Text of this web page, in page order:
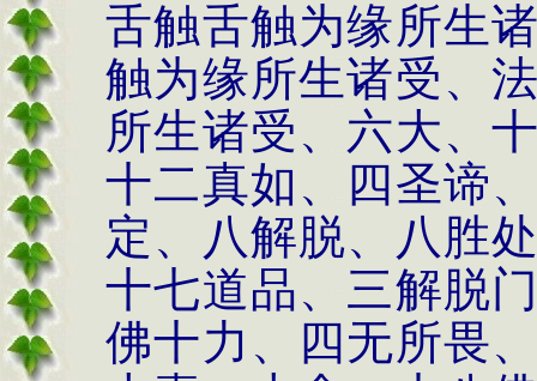
舌触舌触为缘所生
触为缘所生诸受、
所生诸受、六大、
十二真如、四圣谛
定、八解脱、八胜
十七道品、三解脱
佛十力、四无所畏